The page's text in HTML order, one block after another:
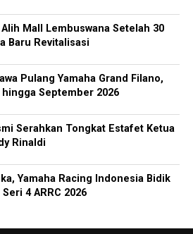
Mall Lembuswana Setelah 30
Baru Revitalisasi
Pulang Yamaha Grand Filano,
September 2026
Serahkan Tongkat Estafet Ketua
Rinaldi
Yamaha Racing Indonesia Bidik
4 ARRC 2026